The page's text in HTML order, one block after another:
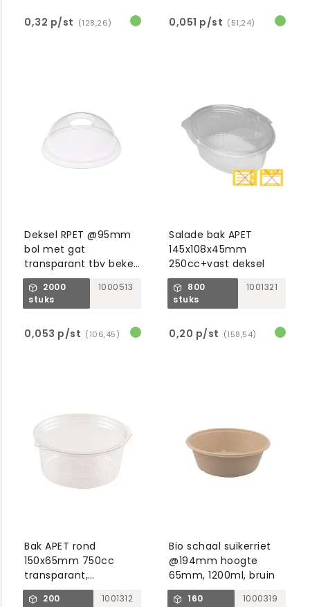
0,32 p/st (128,26) 0,051 p/st (51,24)
Deksel RPET @95mm
bol met gat
transparant tbv beker
1000769/1001007/8
2000
stuks
1000513
0,053 p/st (106,45)
Salade bak APET
145x108x45mm
250cc+vast deksel
800
stuks
1001321
0,20 p/st (158,54)
Bak APET rond
150x65mm 750cc
transparant,
afscheurbaar deksel
200
1001312
Bio schaal suikerriet
@194mm hoogte
65mm, 1200ml, bruin
160
1000319